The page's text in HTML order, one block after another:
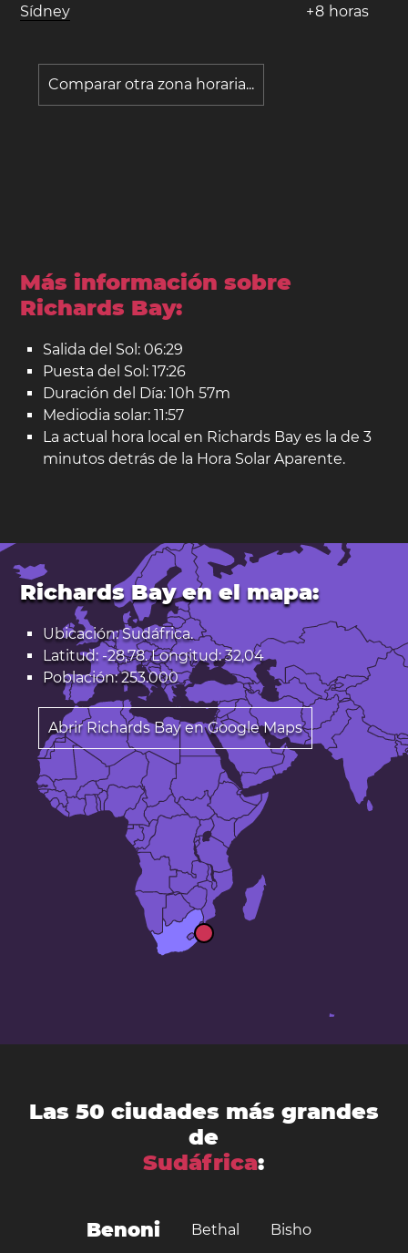
Sídney
+8 horas
Comparar otra zona horaria...
Más información sobre
Richards Bay:
Salida del Sol: 06:29
Puesta del Sol: 17:26
Duración del Día: 10h 57m
Mediodia solar: 11:57
La actual hora local en Richards Bay es la de 3
minutos detrás de la Hora Solar Aparente.
Richards Bay en el mapa:
Ubicación: Sudáfrica.
Latitud: -28,78. Longitud: 32,04
Población: 253.000
Abrir Richards Bay en Google Maps
Las 50 ciudades más grandes
de
Sudáfrica:
Benoni Bethal Bisho